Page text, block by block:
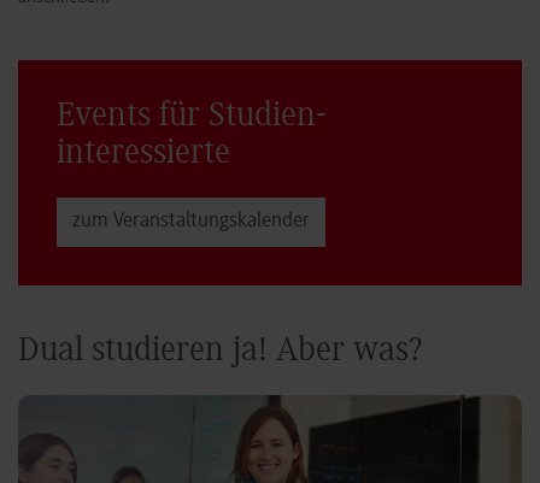
Events für Studien­
interessierte
zum Veranstaltungs­kalender
Dual studieren ja! Aber was?